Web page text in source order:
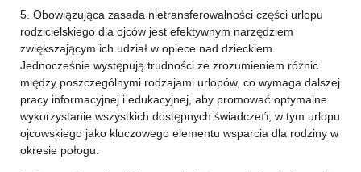
5. Obowiązująca zasada nietransferowalności części urlopu
rodzicielskiego dla ojców jest efektywnym narzędziem
zwiększającym ich udział w opiece nad dzieckiem.
Jednocześnie występują trudności ze zrozumieniem różnic
między poszczególnymi rodzajami urlopów, co wymaga dalszej
pracy informacyjnej i edukacyjnej, aby promować optymalne
wykorzystanie wszystkich dostępnych świadczeń, w tym urlopu
ojcowskiego jako kluczowego elementu wsparcia dla rodziny w
okresie połogu.